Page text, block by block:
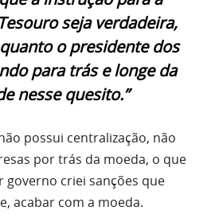
seja verdadeira,
o presidente dos
para trás e longe da
nesse quesito.”
possui centralização, não
por trás da moeda, o que
governo criei sanções que
acabar com a moeda.